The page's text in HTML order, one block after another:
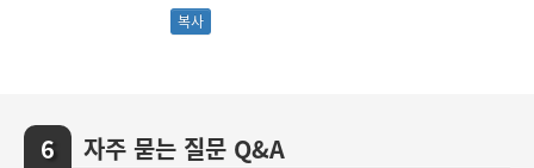
자주 묻는 질문 Q&A